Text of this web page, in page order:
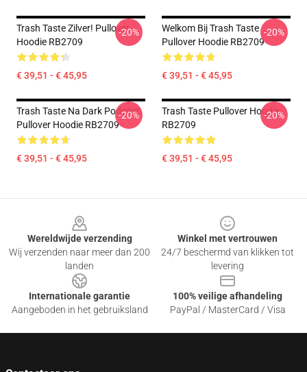
Trash Taste Zilver! Pullover
Hoodie RB2709
€ 39,51 - € 45,95
-20%
Welkom Bij Trash Taste
Pullover Hoodie RB2709
€ 39,51 - € 45,95
-20%
Trash Taste Na Dark Podcast
Pullover Hoodie RB2709
€ 39,51 - € 45,95
-20%
Trash Taste Pullover Hoodie
RB2709
€ 39,51 - € 45,95
-20%
Wereldwijde verzending
Wij verzenden naar meer dan 200
landen
Winkel met vertrouwen
24/7 beschermd van klikken tot
levering
Internationale garantie
Aangeboden in het gebruiksland
100% veilige afhandeling
PayPal / MasterCard / Visa